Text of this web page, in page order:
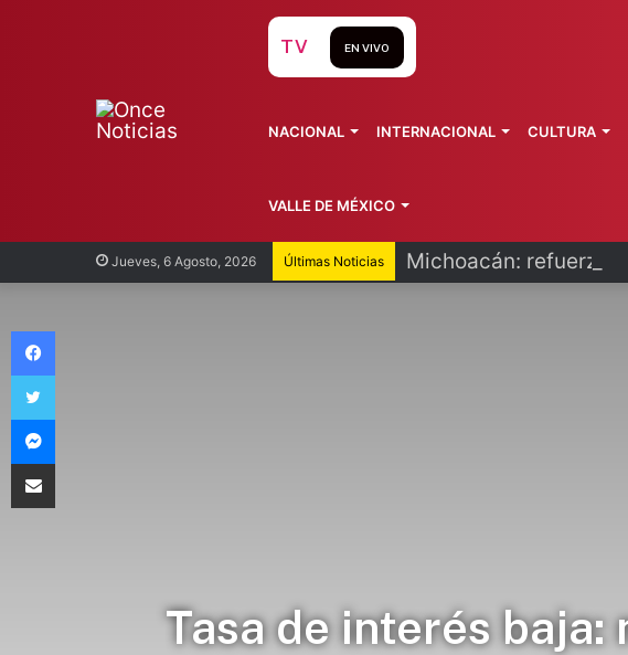
Jueves, 6 Agosto, 2026 Últimas Noticias Michoacán: refuerzan
TV EN VIVO
NACIONAL INTERNACIONAL CULTURA
VALLE DE MÉXICO
Tasa de interés
Facebook
Twitter
Messenger
Compartir vía Email